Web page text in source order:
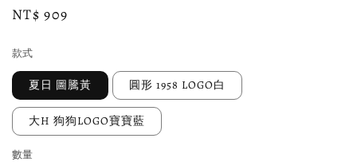
Regular
NT$ 909
款式
夏日 圖騰黃 圓形 1958 LOGO白
大H 狗狗LOGO寶寶藍
數量